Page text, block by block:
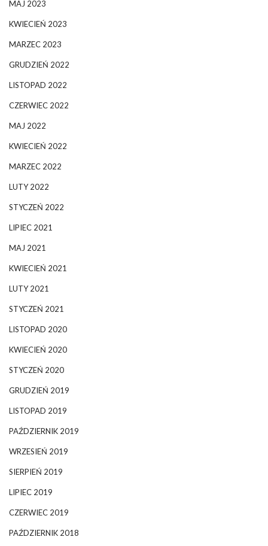
MAJ 2023
KWIECIEŃ 2023
MARZEC 2023
GRUDZIEŃ 2022
LISTOPAD 2022
CZERWIEC 2022
MAJ 2022
KWIECIEŃ 2022
MARZEC 2022
LUTY 2022
STYCZEŃ 2022
LIPIEC 2021
MAJ 2021
KWIECIEŃ 2021
LUTY 2021
STYCZEŃ 2021
LISTOPAD 2020
KWIECIEŃ 2020
STYCZEŃ 2020
GRUDZIEŃ 2019
LISTOPAD 2019
PAŹDZIERNIK 2019
WRZESIEŃ 2019
SIERPIEŃ 2019
LIPIEC 2019
CZERWIEC 2019
PAŹDZIERNIK 2018